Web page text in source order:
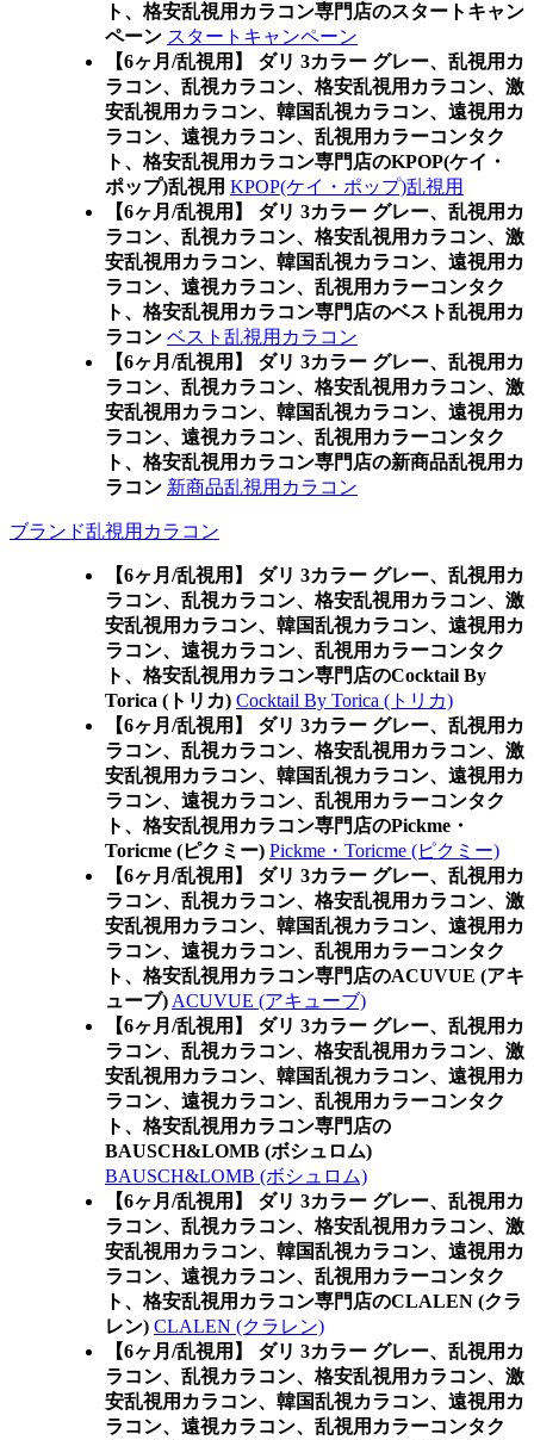
ト、格安乱視用カラコン専門店のスタートキャン
ペーン スタートキャンペーン
【6ヶ月/乱視用】 ダリ 3カラー グレー、乱視用カ
ラコン、乱視カラコン、格安乱視用カラコン、激
安乱視用カラコン、韓国乱視カラコン、遠視用カ
ラコン、遠視カラコン、乱視用カラーコンタク
ト、格安乱視用カラコン専門店のKPOP(ケイ・
ポップ)乱視用 KPOP(ケイ・ポップ)乱視用
【6ヶ月/乱視用】 ダリ 3カラー グレー、乱視用カ
ラコン、乱視カラコン、格安乱視用カラコン、激
安乱視用カラコン、韓国乱視カラコン、遠視用カ
ラコン、遠視カラコン、乱視用カラーコンタク
ト、格安乱視用カラコン専門店のベスト乱視用カ
ラコン ベスト乱視用カラコン
【6ヶ月/乱視用】 ダリ 3カラー グレー、乱視用カ
ラコン、乱視カラコン、格安乱視用カラコン、激
安乱視用カラコン、韓国乱視カラコン、遠視用カ
ラコン、遠視カラコン、乱視用カラーコンタク
ト、格安乱視用カラコン専門店の新商品乱視用カ
ラコン 新商品乱視用カラコン
ブランド乱視用カラコン
【6ヶ月/乱視用】 ダリ 3カラー グレー、乱視用カ
ラコン、乱視カラコン、格安乱視用カラコン、激
安乱視用カラコン、韓国乱視カラコン、遠視用カ
ラコン、遠視カラコン、乱視用カラーコンタク
ト、格安乱視用カラコン専門店のCocktail By
Torica (トリカ) Cocktail By Torica (トリカ)
【6ヶ月/乱視用】 ダリ 3カラー グレー、乱視用カ
ラコン、乱視カラコン、格安乱視用カラコン、激
安乱視用カラコン、韓国乱視カラコン、遠視用カ
ラコン、遠視カラコン、乱視用カラーコンタク
ト、格安乱視用カラコン専門店のPickme・
Toricme (ピクミー) Pickme・Toricme (ピクミー)
【6ヶ月/乱視用】 ダリ 3カラー グレー、乱視用カ
ラコン、乱視カラコン、格安乱視用カラコン、激
安乱視用カラコン、韓国乱視カラコン、遠視用カ
ラコン、遠視カラコン、乱視用カラーコンタク
ト、格安乱視用カラコン専門店のACUVUE (アキ
ューブ) ACUVUE (アキューブ)
【6ヶ月/乱視用】 ダリ 3カラー グレー、乱視用カ
ラコン、乱視カラコン、格安乱視用カラコン、激
安乱視用カラコン、韓国乱視カラコン、遠視用カ
ラコン、遠視カラコン、乱視用カラーコンタク
ト、格安乱視用カラコン専門店の
BAUSCH&LOMB (ボシュロム)
BAUSCH&LOMB (ボシュロム)
【6ヶ月/乱視用】 ダリ 3カラー グレー、乱視用カ
ラコン、乱視カラコン、格安乱視用カラコン、激
安乱視用カラコン、韓国乱視カラコン、遠視用カ
ラコン、遠視カラコン、乱視用カラーコンタク
ト、格安乱視用カラコン専門店のCLALEN (クラ
レン) CLALEN (クラレン)
【6ヶ月/乱視用】 ダリ 3カラー グレー、乱視用カ
ラコン、乱視カラコン、格安乱視用カラコン、激
安乱視用カラコン、韓国乱視カラコン、遠視用カ
ラコン、遠視カラコン、乱視用カラーコンタク